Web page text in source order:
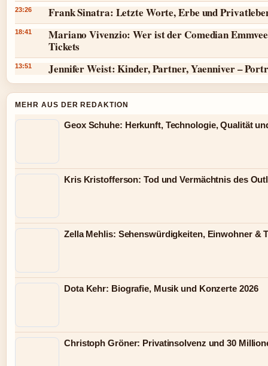
23:26 Frank Sinatra: Letzte Worte, Erbe und
18:41
Mariano Vivenzio: Wer ist der Comedian
Tickets
13:51 Jennifer Weist: Kinder, Partner, Yaenniver –
MEHR AUS DER REDAKTION
Geox Schuhe: Herkunft, Technologie, Qualität
Kris Kristofferson: Tod und Vermächtnis des
Zella Mehlis: Sehenswürdigkeiten, Einwohner &
Dota Kehr: Biografie, Musik und Konzerte 2026
Christoph Gröner: Privatinsolvenz und 30